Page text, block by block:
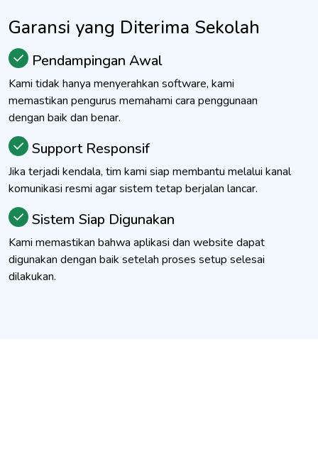
Garansi yang Diterima Sekolah
Pendampingan Awal
Kami tidak hanya menyerahkan software, kami
memastikan pengurus memahami cara penggunaan
dengan baik dan benar.
Support Responsif
Jika terjadi kendala, tim kami siap membantu melalui kanal
komunikasi resmi agar sistem tetap berjalan lancar.
Sistem Siap Digunakan
Kami memastikan bahwa aplikasi dan website dapat
digunakan dengan baik setelah proses setup selesai
dilakukan.